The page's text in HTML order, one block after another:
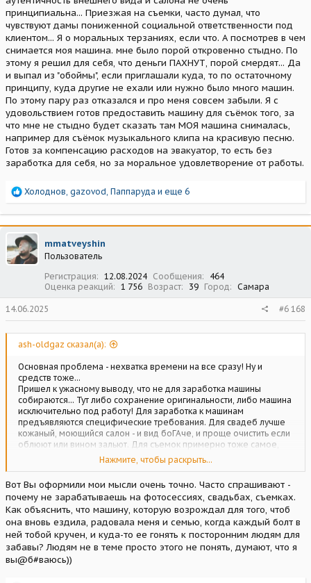
принципиальна... Приезжая на съемки, часто думал, что
чувствуют дамы пониженной социальной ответственности под
клиентом... Я о моральных терзаниях, если что. А посмотрев в чем
снимается моя машина. мне было порой откровенно стыдно. По
этому я решил для себя, что деньги ПАХНУТ, порой смердят... Да
и выпал из "обоймы", если приглашали куда, то по остаточному
принципу, куда другие не ехали или нужно было много машин.
По этому пару раз отказался и про меня совсем забыли. Я с
удовольствием готов предоставить машину для съёмок того, за
что мне не стыдно будет сказать там МОЯ машина снималась,
например для съёмок музыкального клипа на красивую песню.
Готов за компенсацию расходов на эвакуатор, то есть без
заработка для себя, но за моральное удовлетворение от работы.
Р
а
к
ц
и
и
Холоднов gazovod Паппаруда и еще 6
mmatveyshin
Пользователь
Регистрация
12.08.2024 Сообщения
464
Оценка реакций
1 756 Возраст 39 Город Самара
14.06.2025 #6 168
ash-oldgaz сказал(а):
Основная проблема - нехватка времени на все сразу! Ну и
средств тоже...
Пришел к ужасному выводу, что не для заработка машины
собираются... Тут либо сохранение оригинальности, либо машина
исключительно под работу! Для заработка к машинам
предъявляются специфические требования. Для свадеб лучше
кожаный, моющийся салон - и вид боГАче, и проще очистить если
облюют или вином зальют. Для съемок примерно тоже самое,
плюс никого не интересует что под капотом и даже аутентичность
внешнего вида и салона не очень принципиальна... Приезжая на
социальной ответственности под клиентом... Я о моральных
терзаниях, если что. А посмотрев в чем снимается моя машина.
мне было порой откровенно стыдно. По этому я решил для себя,
что деньги ПАХНУТ, порой смердят... Да и выпал из "обоймы",
если приглашали куда, то по остаточному принципу, куда другие
не ехали или нужно было много машин. По этому пару раз
отказался и про меня совсем забыли. Я с удовольствием готов
предоставить машину для съёмок того, за что мне не стыдно
Нажмите, чтобы раскрыть...
Вот Вы оформили мои мысли очень точно. Часто спрашивают -
почему не зарабатываешь на фотосессиях, свадьбах, съемках.
Как объяснить, что машину, которую возрождал для того, чтоб
она вновь ездила, радовала меня и семью, когда каждый болт в
ней тобой кручен, и куда-то ее гонять к посторонним людям для
забавы? Людям не в теме просто этого не понять, думают, что я
вы@б#ваюсь))